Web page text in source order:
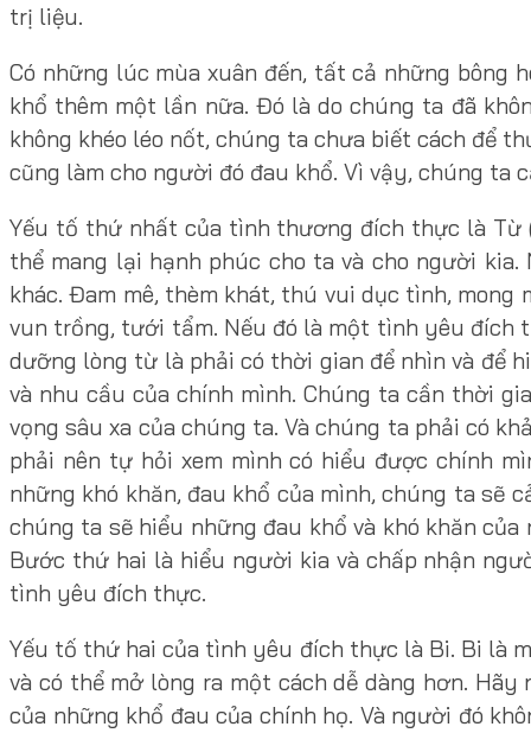
trị liệu.
Có những lúc mùa xuân đến, tất cả những
khổ thêm một lần nữa. Đó là do chúng ta đã
không khéo léo nốt, chúng ta chưa biết cách để
cũng làm cho người đó đau khổ. Vì vậy, chúng
Yếu tố thứ nhất của tình thương đích thực là Từ
thể mang lại hạnh phúc cho ta và cho người
khác. Đam mê, thèm khát, thú vui dục tình,
vun trồng, tưới tẩm. Nếu đó là một tình yêu đích
dưỡng lòng từ là phải có thời gian để nhìn và để
và nhu cầu của chính mình. Chúng ta cần thời
vọng sâu xa của chúng ta. Và chúng ta phải có
phải nên tự hỏi xem mình có hiểu được chính
những khó khăn, đau khổ của mình, chúng ta sẽ
chúng ta sẽ hiểu những đau khổ và khó khăn
Bước thứ hai là hiểu người kia và chấp nhận
tình yêu đích thực.
Yếu tố thứ hai của tình yêu đích thực là Bi. Bi là
và có thể mở lòng ra một cách dễ dàng hơn.
của những khổ đau của chính họ. Và người đó